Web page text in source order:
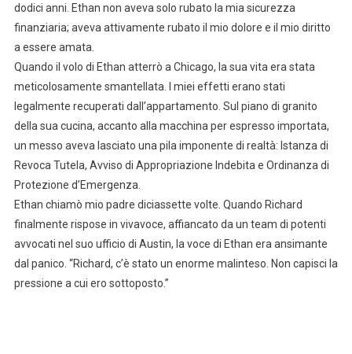
dodici anni. Ethan non aveva solo rubato la mia sicurezza
finanziaria; aveva attivamente rubato il mio dolore e il mio diritto
a essere amata.
Quando il volo di Ethan atterrò a Chicago, la sua vita era stata
meticolosamente smantellata. I miei effetti erano stati
legalmente recuperati dall’appartamento. Sul piano di granito
della sua cucina, accanto alla macchina per espresso importata,
un messo aveva lasciato una pila imponente di realtà: Istanza di
Revoca Tutela, Avviso di Appropriazione Indebita e Ordinanza di
Protezione d’Emergenza.
Ethan chiamò mio padre diciassette volte. Quando Richard
finalmente rispose in vivavoce, affiancato da un team di potenti
avvocati nel suo ufficio di Austin, la voce di Ethan era ansimante
dal panico. “Richard, c’è stato un enorme malinteso. Non capisci la
pressione a cui ero sottoposto.”